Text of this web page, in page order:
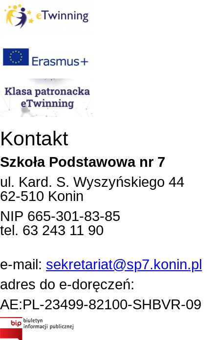
Kontakt
Szkoła Podstawowa nr 7
ul. Kard. S. Wyszyńskiego 44
62-510 Konin
NIP 665-301-83-85
tel. 63 243 11 90
e-mail: sekretariat@sp7.konin.pl
adres do e-doręczeń:
AE:PL-23499-82100-SHBVR-09